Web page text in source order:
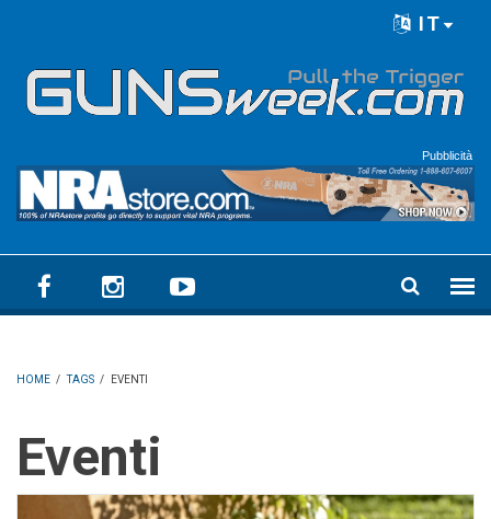
IT
Pubblicità
HOME / TAGS / EVENTI
Eventi